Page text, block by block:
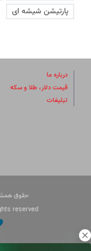
پارتیشن شیشه ای
درباره ما
قیمت دلار، طلا و سکه
تبلیغات
حقوق
reserved